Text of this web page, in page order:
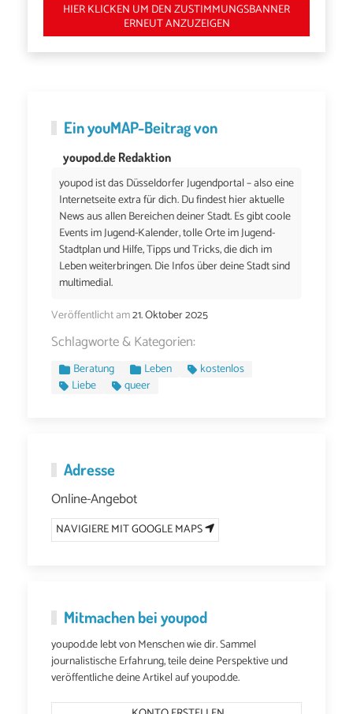
HIER KLICKEN UM DEN ZUSTIMMUNGSBANNER
ERNEUT ANZUZEIGEN
EinyouMAP-Beitrag von
youpod.de Redaktion
youpod ist das Düsseldorfer Jugendportal – also eine
Internetseite extra für dich. Du findest hier aktuelle
News aus allen Bereichen deiner Stadt. Es gibt coole
Events im Jugend-Kalender, tolle Orte im Jugend-
Stadtplan und Hilfe, Tipps und Tricks, die dich im
Leben weiterbringen. Die Infos über deine Stadt sind
multimedial.
Veröffentlicht am21. Oktober 2025
Schlagworte & Kategorien:
Beratung Leben
kostenlos
Liebe
queer
Adresse
Online-Angebot
NAVIGIERE MIT GOOGLE MAPS
Mitmachen bei youpod
youpod.de lebt von Menschen wie dir. Sammel
journalistische Erfahrung, teile deine Perspektive und
veröffentliche deine Artikel auf youpod.de.